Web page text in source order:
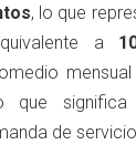
, lo que
a
mensual
que significa
de